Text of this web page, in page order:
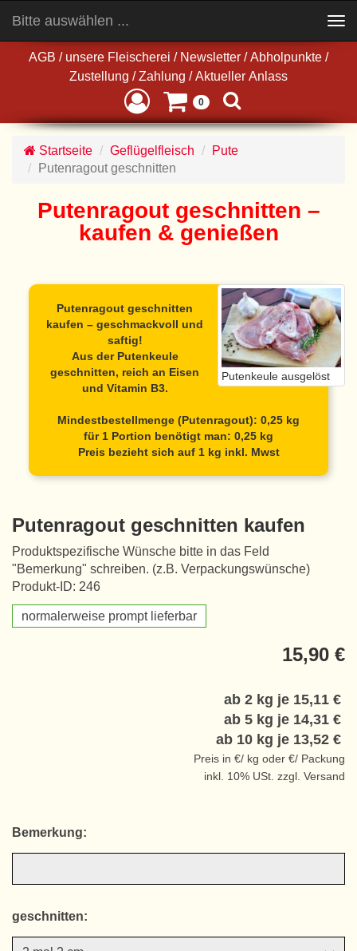
AGB / unsere Fleischerei / Newsletter / Abholpunkte /
Zustellung / Zahlung / Aktueller Anlass
0
Bitte auswählen ...
navigation
Startseite Geflügelfleisch
Pute
Putenragout geschnitten
Putenragout geschnitten –
kaufen & genießen
Putenkeule ausgelöst
Putenragout geschnitten
kaufen – geschmackvoll und
saftig!
Aus der Putenkeule
geschnitten, reich an Eisen
und Vitamin B3.
Mindestbestellmenge (Putenragout): 0,25 kg
für 1 Portion benötigt man: 0,25 kg
Preis bezieht sich auf 1 kg inkl. Mwst
Putenragout geschnitten kaufen
Produktspezifische Wünsche bitte in das Feld
"Bemerkung" schreiben. (z.B. Verpackungswünsche)
Produkt-ID: 246
normalerweise prompt lieferbar
15,90 €
ab 2 kg je 15,11 €
ab 5 kg je 14,31 €
ab 10 kg je 13,52 €
Preis in €/ kg oder €/ Packung
inkl. 10% USt. zzgl. Versand
Bemerkung:
geschnitten: